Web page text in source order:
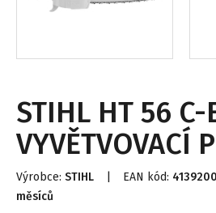
STIHL HT 56 C-
VYVĚTVOVACÍ
Výrobce: STIHL EAN kód:
měsíců